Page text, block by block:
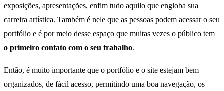
exposições, apresentações, enfim tudo aquilo que engloba sua
carreira artística. Também é nele que as pessoas podem acessar o seu
portfólio e é por meio desse espaço que muitas vezes o público tem
o primeiro contato com o seu trabalho.
Então, é muito importante que o portfólio e o site estejam bem
organizados, de fácil acesso, permitindo uma boa navegação, os